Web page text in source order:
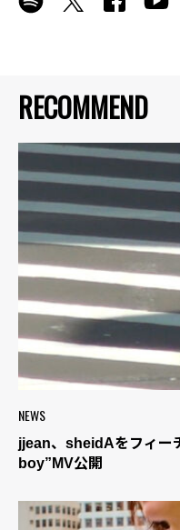
RECOMMEND
NEWS
jjean、sheidAをフィー
boy”MV公開